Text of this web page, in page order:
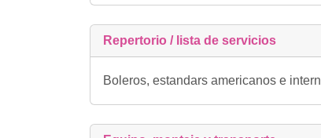
Repertorio / lista de servicios
Boleros, estandars americanos e